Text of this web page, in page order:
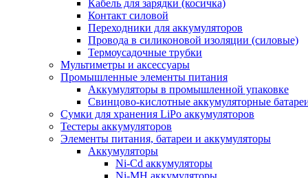
Кабель для зарядки (косичка)
Контакт силовой
Переходники для аккумуляторов
Провода в силиконовой изоляции (силовые)
Термоусадочные трубки
Мультиметры и аксессуары
Промышленные элементы питания
Аккумуляторы в промышленной упаковке
Свинцово-кислотные аккумуляторные
Сумки для хранения LiPo аккумуляторов
Тестеры аккумуляторов
Элементы питания, батареи и аккумуляторы
Аккумуляторы
Ni-Cd аккумуляторы
Ni-MH аккумуляторы